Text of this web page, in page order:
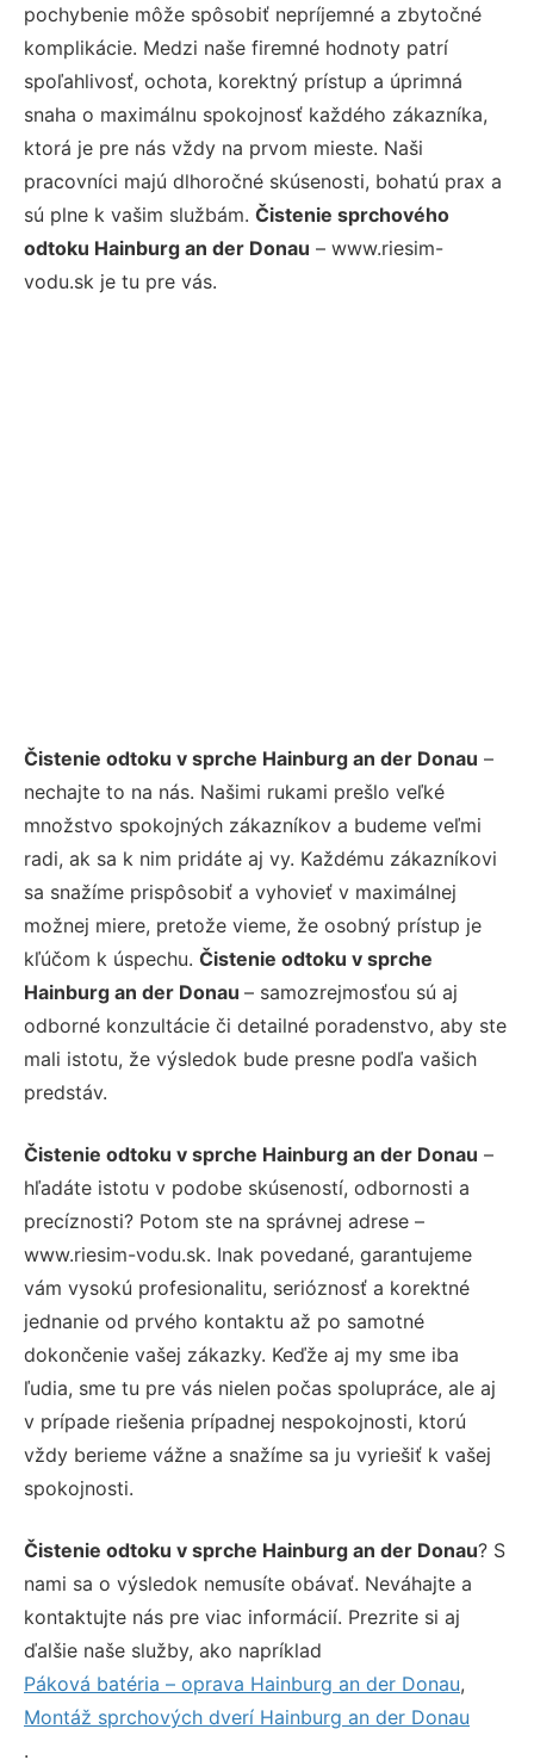
pochybenie môže spôsobiť nepríjemné a zbytočné
komplikácie. Medzi naše firemné hodnoty patrí
spoľahlivosť, ochota, korektný prístup a úprimná
snaha o maximálnu spokojnosť každého zákazníka,
ktorá je pre nás vždy na prvom mieste. Naši
pracovníci majú dlhoročné skúsenosti, bohatú prax a
sú plne k vašim službám. Čistenie sprchového
odtoku Hainburg an der Donau – www.riesim-
vodu.sk je tu pre vás.
Čistenie odtoku v sprche Hainburg an der Donau –
nechajte to na nás. Našimi rukami prešlo veľké
množstvo spokojných zákazníkov a budeme veľmi
radi, ak sa k nim pridáte aj vy. Každému zákazníkovi
sa snažíme prispôsobiť a vyhovieť v maximálnej
možnej miere, pretože vieme, že osobný prístup je
kľúčom k úspechu. Čistenie odtoku v sprche
Hainburg an der Donau – samozrejmosťou sú aj
odborné konzultácie či detailné poradenstvo, aby ste
mali istotu, že výsledok bude presne podľa vašich
predstáv.
Čistenie odtoku v sprche Hainburg an der Donau –
hľadáte istotu v podobe skúseností, odbornosti a
precíznosti? Potom ste na správnej adrese –
www.riesim-vodu.sk. Inak povedané, garantujeme
vám vysokú profesionalitu, serióznosť a korektné
jednanie od prvého kontaktu až po samotné
dokončenie vašej zákazky. Keďže aj my sme iba
ľudia, sme tu pre vás nielen počas spolupráce, ale aj
v prípade riešenia prípadnej nespokojnosti, ktorú
vždy berieme vážne a snažíme sa ju vyriešiť k vašej
spokojnosti.
Čistenie odtoku v sprche Hainburg an der Donau? S
nami sa o výsledok nemusíte obávať. Neváhajte a
kontaktujte nás pre viac informácií. Prezrite si aj
ďalšie naše služby, ako napríklad
Páková batéria – oprava Hainburg an der Donau,
Montáž sprchových dverí Hainburg an der Donau
.